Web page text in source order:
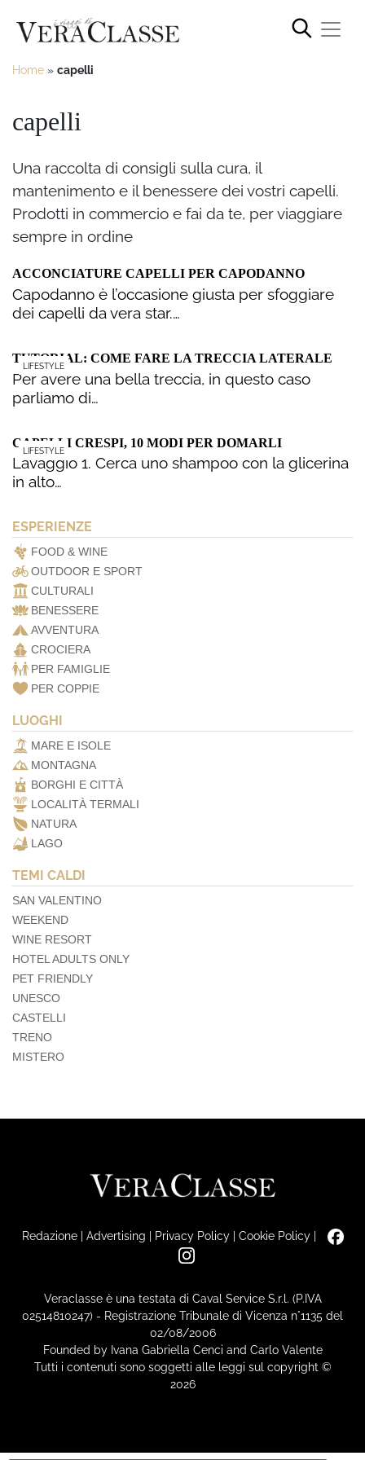
Home » capelli
capelli
Una raccolta di consigli sulla cura, il
mantenimento e il benessere dei vostri capelli.
Prodotti in commercio e fai da te, per viaggiare
sempre in ordine
ACCONCIATURE CAPELLI PER CAPODANNO
Capodanno è l’occasione giusta per sfoggiare
dei capelli da vera star.…
LIFESTYLE
TUTORIAL: COME FARE LA TRECCIA LATERALE
Per avere una bella treccia, in questo caso
parliamo di…
LIFESTYLE
CAPELLI CRESPI, 10 MODI PER DOMARLI
Lavaggio 1. Cerca uno shampoo con la glicerina
in alto…
ESPERIENZE
FOOD & WINE
OUTDOOR E SPORT
CULTURALI
BENESSERE
AVVENTURA
CROCIERA
PER FAMIGLIE
PER COPPIE
LUOGHI
MARE E ISOLE
MONTAGNA
BORGHI E CITTÀ
LOCALITÀ TERMALI
NATURA
LAGO
TEMI CALDI
SAN VALENTINO
WEEKEND
WINE RESORT
HOTEL ADULTS ONLY
PET FRIENDLY
UNESCO
CASTELLI
TRENO
MISTERO
Redazione| Advertising | Privacy Policy| Cookie Policy|
Veraclasse è una testata di Caval Service S.r.l. (P.IVA
02514810247) - Registrazione Tribunale di Vicenza n°1135 del
02/08/2006
Founded by Ivana Gabriella Cenci and Carlo Valente
Tutti i contenuti sono soggetti alle leggi sul copyright ©
2026